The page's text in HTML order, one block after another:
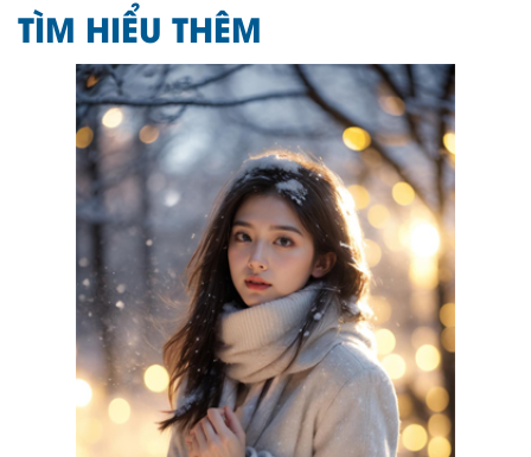
TÌM HIỂU THÊM